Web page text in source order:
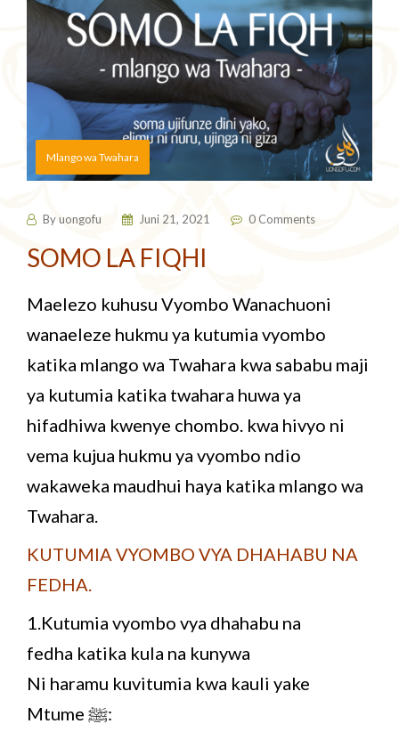
Mlango wa Twahara
Byuongofu Juni 21, 2021 0 Comments
SOMO LA FIQHI
Maelezo kuhusu Vyombo Wanachuoni
wanaeleze hukmu ya kutumia vyombo
katika mlango wa Twahara kwa sababu maji
ya kutumia katika twahara huwa ya
hifadhiwa kwenye chombo. kwa hivyo ni
vema kujua hukmu ya vyombo ndio
wakaweka maudhui haya katika mlango wa
Twahara.
KUTUMIA VYOMBO VYA DHAHABU NA
FEDHA.
1.Kutumia vyombo vya dhahabu na
fedha katika kula na kunywa
Ni haramu kuvitumia kwa kauli yake
Mtume ﷺ: